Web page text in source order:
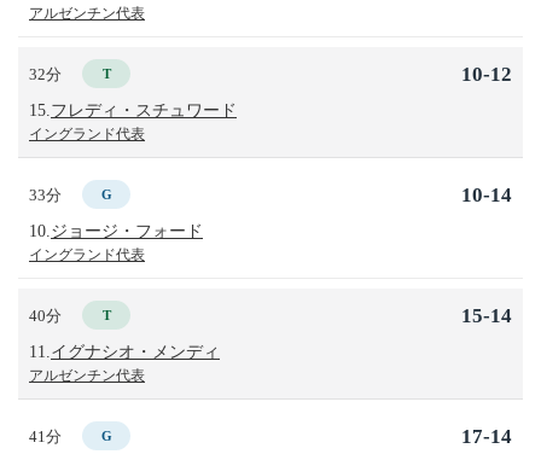
アルゼンチン代表
32分 T
15. フレディ・スチュワード
イングランド代表
10-12
33分 G
10. ジョージ・フォード
イングランド代表
10-14
40分 T
11. イグナシオ・メンディ
アルゼンチン代表
15-14
41分 G 17-14